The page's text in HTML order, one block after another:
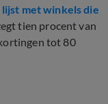
met winkels die
tien procent van
tot 80